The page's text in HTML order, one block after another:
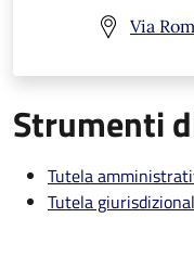
Via
Strumenti
Tutela
Tutela